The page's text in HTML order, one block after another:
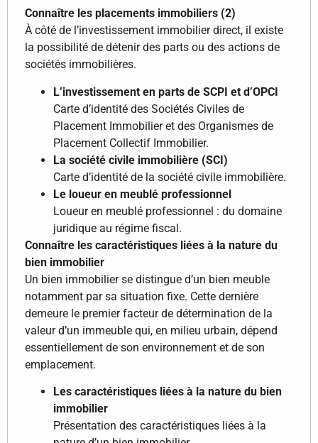
Connaître les placements immobiliers (2)
À côté de l’investissement immobilier direct, il existe
la possibilité de détenir des parts ou des actions de
sociétés immobilières.
L’investissement en parts de SCPI et d’OPCI
Carte d’identité des Sociétés Civiles de
Placement Immobilier et des Organismes de
Placement Collectif Immobilier.
La société civile immobilière (SCI)
Carte d’identité de la société civile immobilière.
Le loueur en meublé professionnel
Loueur en meublé professionnel : du domaine
juridique au régime fiscal.
Connaître les caractéristiques liées à la nature du
bien immobilier
Un bien immobilier se distingue d’un bien meuble
notamment par sa situation fixe. Cette dernière
demeure le premier facteur de détermination de la
valeur d’un immeuble qui, en milieu urbain, dépend
essentiellement de son environnement et de son
emplacement.
Les caractéristiques liées à la nature du bien
immobilier
Présentation des caractéristiques liées à la